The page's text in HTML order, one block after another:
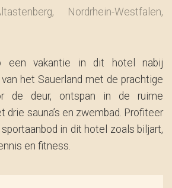
Nordrhein-Westfalen,
een vakantie in dit hotel nabij
het Sauerland met de prachtige
de deur, ontspan in de ruime
sauna’s en zwembad. Profiteer
in dit hotel zoals biljart,
en fitness.